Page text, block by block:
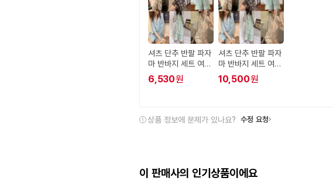
셔츠 단추 반팔 파자
마 반바지 세트 여름
잠옷 홈웨어
6,530원
셔츠 단추 반팔 파자
마 반바지 세트 여름
잠옷 홈웨어
10,500원
상품 정보에 문제가 있나요? 수정 요청
이 판매사의 인기상품이에요